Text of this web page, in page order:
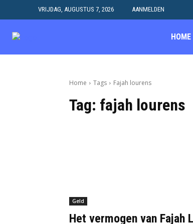
VRIJDAG, AUGUSTUS 7, 2026 AANMELDEN
HOME
Home Tags Fajah lourens
Tag: fajah lourens
Geld
Het vermogen van Fajah